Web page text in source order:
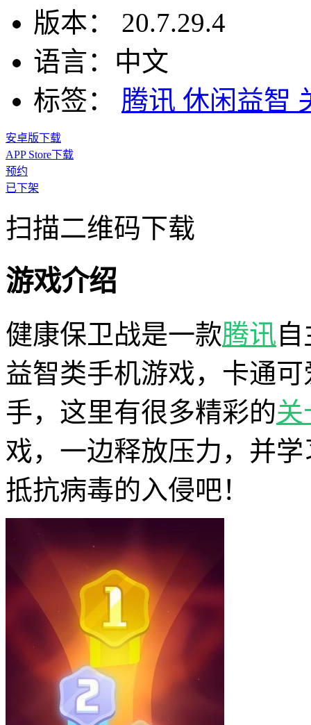
版本：
20.7.29.4
语言： 中文
标签：
腾讯 休闲益智
安卓版下载
APP Store下载
预约
已下架
扫描二维码下载
游戏介绍
健康保卫战是一款腾讯
益智类手机游戏，卡通
手，这里有很多精彩的关
戏，一边释放压力，并
抵抗病毒的入侵吧！